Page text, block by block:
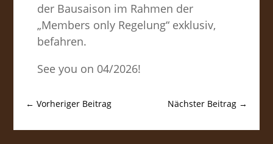
der Bausaison im Rahmen der
„Members only Regelung“ exklusiv,
befahren.
See you on 04/2026!
←Vorheriger Beitrag Nächster Beitrag→